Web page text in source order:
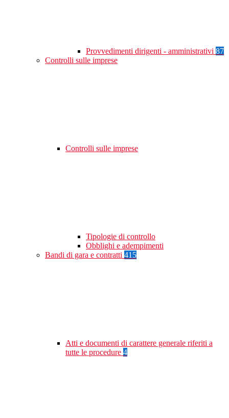
Provvedimenti dirigenti - amministrativi 87
Controlli sulle imprese
Controlli sulle imprese
Tipologie di controllo
Obblighi e adempimenti
Bandi di gara e contratti 415
Atti e documenti di carattere generale riferiti a
tutte le procedure 4